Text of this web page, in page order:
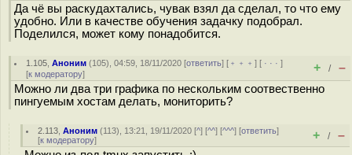
Да чё вы раскудахтались, чувак взял да сделал, то что ему
удобно. Или в качестве обучения задачку подобрал.
Поделился, может кому понадобится.
1.105 ,Аноним (105), 04:59, 18/11/2020 [ответить] [ ﹢﹢﹢] [ · · ·]
[к модератору] + / –
Можно ли два три графика по нескольким соотвественно
пингуемым хостам делать, мониторить?
2.113 ,Аноним (113), 13:21, 19/11/2020 [^] [^^] [^^^] [ответить]
[к модератору] + / –